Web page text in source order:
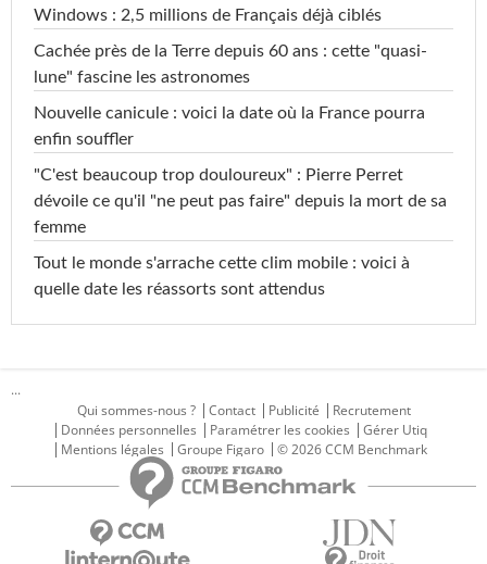
Windows : 2,5 millions de Français déjà ciblés
Cachée près de la Terre depuis 60 ans : cette "quasi-
lune" fascine les astronomes
Nouvelle canicule : voici la date où la France pourra
enfin souffler
"C'est beaucoup trop douloureux" : Pierre Perret
dévoile ce qu'il "ne peut pas faire" depuis la mort de sa
femme
Tout le monde s'arrache cette clim mobile : voici à
quelle date les réassorts sont attendus
...
Qui sommes-nous ?
Contact Publicité
Recrutement
Données personnelles
Paramétrer les cookies
Gérer Utiq
Mentions légales
Groupe Figaro © 2026 CCM Benchmark